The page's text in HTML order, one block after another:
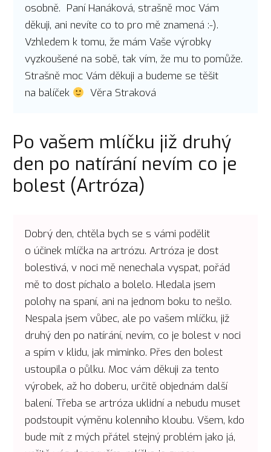
osobně. Paní Hanáková, strašně moc Vám
děkuji, ani nevíte co to pro mě znamená :-).
Vzhledem k tomu, že mám Vaše výrobky
vyzkoušené na sobě, tak vím, že mu to pomůže.
Strašně moc Vám děkuji a budeme se těšit
na balíček
Věra Straková
Po vašem mlíčku již druhý
den po natírání nevím co je
bolest (Artróza)
Dobrý den, chtěla bych se s vámi podělit
o účinek mlíčka na artrózu. Artróza je dost
bolestivá, v noci mě nenechala vyspat, pořád
mě to dost píchalo a bolelo. Hledala jsem
polohy na spaní, ani na jednom boku to nešlo.
Nespala jsem vůbec, ale po vašem mlíčku, již
druhý den po natírání, nevím, co je bolest v noci
a spím v klidu, jak miminko. Přes den bolest
ustoupila o půlku. Moc vám děkuji za tento
výrobek, až ho doberu, určitě objednám další
balení. Třeba se artróza uklidní a nebudu muset
podstoupit výměnu kolenního kloubu. Všem, kdo
bude mít z mých přátel stejný problém jako já,